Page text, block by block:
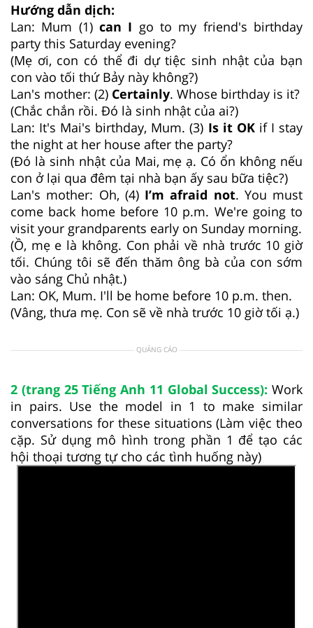
Hướng dẫn dịch:
Lan: Mum (1) can I go to my friend's birthday
party this Saturday evening?
(Mẹ ơi, con có thể đi dự tiệc sinh nhật của bạn
con vào tối thứ Bảy này không?)
Lan's mother: (2) Certainly. Whose birthday is it?
(Chắc chắn rồi. Đó là sinh nhật của ai?)
Lan: It's Mai's birthday, Mum. (3) Is it OKif I stay
the night at her house after the party?
(Đó là sinh nhật của Mai, mẹ ạ. Có ổn không nếu
con ở lại qua đêm tại nhà bạn ấy sau bữa tiệc?)
Lan's mother: Oh, (4) I’m afraid not. You must
come back home before 10 p.m. We're going to
visit your grandparents early on Sunday morning.
(Ồ, mẹ e là không. Con phải về nhà trước 10 giờ
tối. Chúng tôi sẽ đến thăm ông bà của con sớm
vào sáng Chủ nhật.)
Lan: OK, Mum. I'll be home before 10 p.m. then.
(Vâng, thưa mẹ. Con sẽ về nhà trước 10 giờ tối ạ.)
QUẢNG CÁO
2 (trang 25 Tiếng Anh 11 Global Success): Work
in pairs. Use the model in 1 to make similar
conversations for these situations (Làm việc theo
cặp. Sử dụng mô hình trong phần 1 để tạo các
hội thoại tương tự cho các tình huống này)